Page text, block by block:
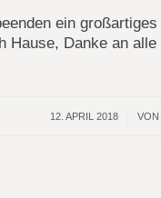
ein
Hause, Danke an
12. APRIL 2018
/ VON